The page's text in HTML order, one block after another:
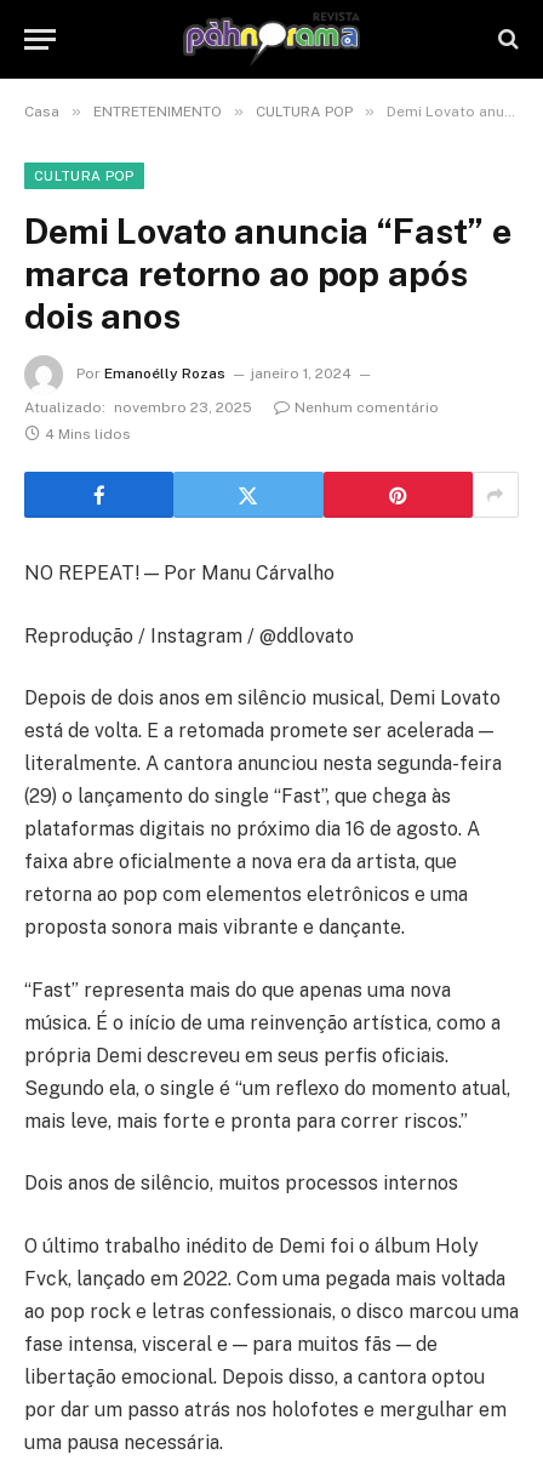
Casa » ENTRETENIMENTO » CULTURA POP » Demi Lovato anuncia “Fast” e marca retorno ao pop após dois anos
CULTURA POP
Demi Lovato anuncia “Fast” e
marca retorno ao pop após
dois anos
Por Emanoélly Rozas
janeiro 1, 2024
Atualizado:
novembro 23, 2025
Nenhum comentário
4 Mins lidos
NO REPEAT! — Por Manu Cárvalho
Reprodução / Instagram / @ddlovato
Depois de dois anos em silêncio musical, Demi Lovato
está de volta. E a retomada promete ser acelerada —
literalmente. A cantora anunciou nesta segunda-feira
(29) o lançamento do single “Fast”, que chega às
plataformas digitais no próximo dia 16 de agosto. A
faixa abre oficialmente a nova era da artista, que
retorna ao pop com elementos eletrônicos e uma
proposta sonora mais vibrante e dançante.
“Fast” representa mais do que apenas uma nova
música. É o início de uma reinvenção artística, como a
própria Demi descreveu em seus perfis oficiais.
Segundo ela, o single é “um reflexo do momento atual,
mais leve, mais forte e pronta para correr riscos.”
Dois anos de silêncio, muitos processos internos
O último trabalho inédito de Demi foi o álbum Holy
Fvck, lançado em 2022. Com uma pegada mais voltada
ao pop rock e letras confessionais, o disco marcou uma
fase intensa, visceral e — para muitos fãs — de
libertação emocional. Depois disso, a cantora optou
por dar um passo atrás nos holofotes e mergulhar em
uma pausa necessária.